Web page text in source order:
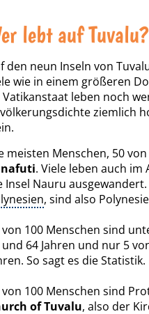
lebt auf Tuvalu?
den neun Inseln von
wie in einem größeren
Vatikanstaat leben noch
ziemlich
meisten Menschen, 50
. Viele leben auch
Insel Nauru
, sind also
100 Menschen sind
und 64 Jahren und nur 5
So sagt es die Statistik.
von 100 Menschen sind
of Tuvalu, also der